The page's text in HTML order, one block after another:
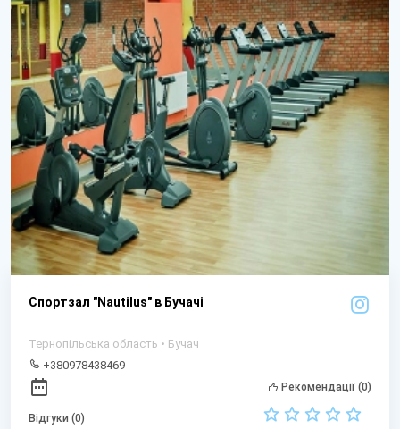
Спортзал "Nautilus" в Бучачі
Тернопільська область • Бучач
+380978438469
Рекомендації (0)
Відгуки (0)